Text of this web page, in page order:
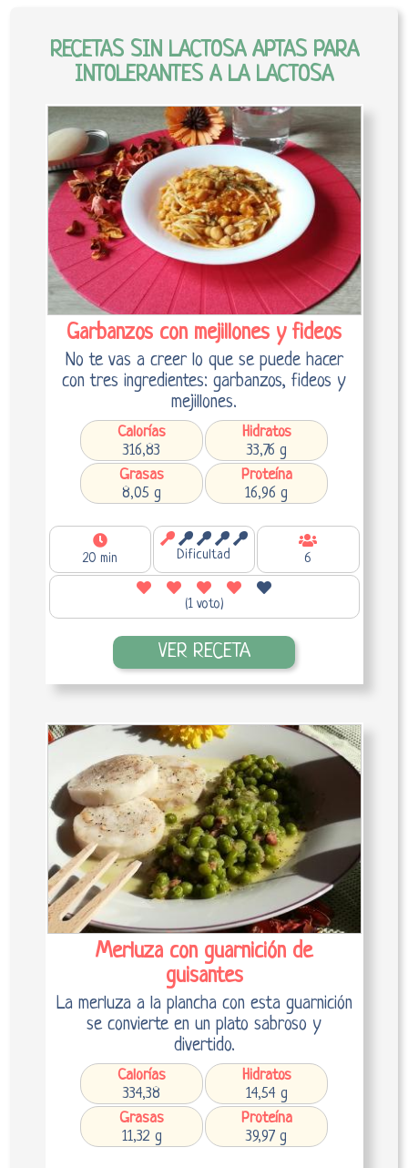
RECETAS SIN LACTOSA APTAS PARA
INTOLERANTES A LA LACTOSA
Garbanzos con mejillones y fideos
No te vas a creer lo que se puede hacer
con tres ingredientes: garbanzos, fideos y
mejillones.
Calorías
316,83
Hidratos
33,76 g
Grasas
8,05 g
Proteína
16,96 g
20 min Dificultad 6
(1 voto)
VER RECETA
Merluza con guarnición de
guisantes
La merluza a la plancha con esta guarnición
se convierte en un plato sabroso y
divertido.
Calorías
334,38
Hidratos
14,54 g
Grasas
11,32 g
Proteína
39,97 g